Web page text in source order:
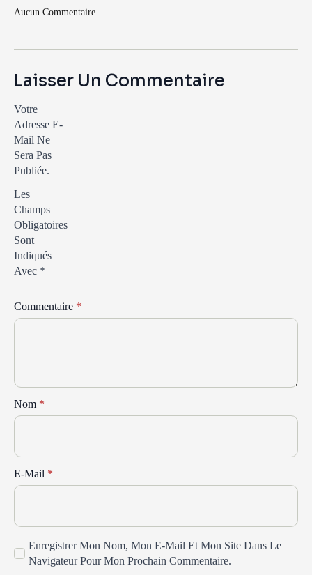
Aucun Commentaire.
Laisser Un Commentaire
Votre
Adresse E-
Mail Ne
Sera Pas
Publiée.
Les
Champs
Obligatoires
Sont
Indiqués
Avec *
Commentaire *
Nom *
E-Mail *
Enregistrer Mon Nom, Mon E-Mail Et Mon Site Dans Le
Navigateur Pour Mon Prochain Commentaire.